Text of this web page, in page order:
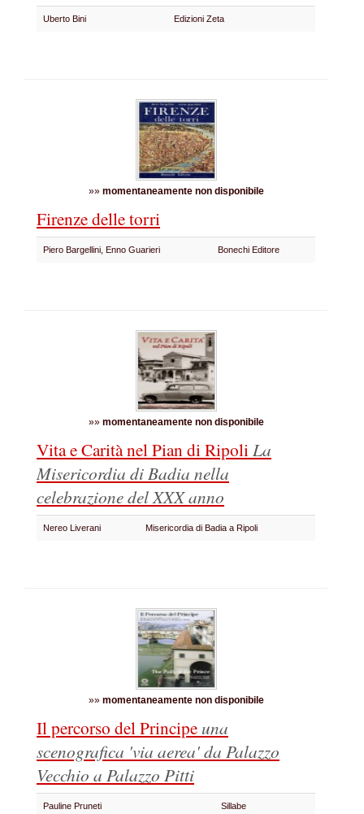
Uberto Bini Edizioni Zeta
»» momentaneamente non disponibile
Firenze delle torri
Piero Bargellini, Enno Guarieri Bonechi Editore
»» momentaneamente non disponibile
Vita e Carità nel Pian di RipoliLa
Misericordia di Badia nella
celebrazione del XXX anno
Nereo Liverani Misericordia di Badia a Ripoli
»» momentaneamente non disponibile
Il percorso del Principe una
scenografica 'via aerea' da Palazzo
Vecchio a Palazzo Pitti
Pauline Pruneti Sillabe